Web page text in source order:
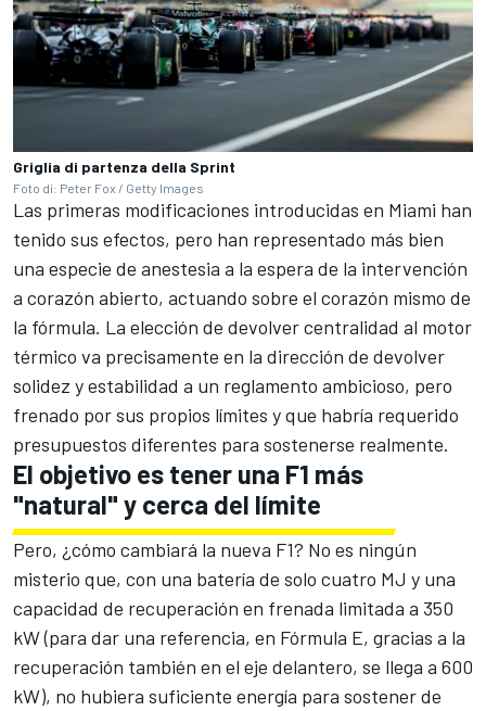
Griglia di partenza della Sprint
Foto di: Peter Fox / Getty Images
Las primeras modificaciones introducidas en Miami han
tenido sus efectos, pero han representado más bien
una especie de anestesia a la espera de la intervención
a corazón abierto, actuando sobre el corazón mismo de
la fórmula. La elección de devolver centralidad al motor
térmico va precisamente en la dirección de devolver
solidez y estabilidad a un reglamento ambicioso, pero
frenado por sus propios límites y que habría requerido
presupuestos diferentes para sostenerse realmente.
El objetivo es tener una F1 más
"natural" y cerca del límite
Pero, ¿cómo cambiará la nueva F1? No es ningún
misterio que, con una batería de solo cuatro MJ y una
capacidad de recuperación en frenada limitada a 350
kW (para dar una referencia, en Fórmula E, gracias a la
recuperación también en el eje delantero, se llega a 600
kW), no hubiera suficiente energía para sostener de